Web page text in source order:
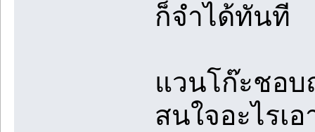
ก็จำได้ทันที
แวนโก๊ะชอบ
สนใจอะไรเ